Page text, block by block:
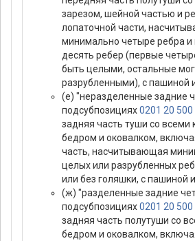
зарезом, шейной частью и
лопаточной части,
минимально четыре ребра и
десять ребер (первые
быть целыми, остальные
разрубленными), с пашиной
(е) "неразделенные задние
подсубпозициях0201 20 500
задняя часть туши со всеми
бедром и оковалком,
часть, насчитывающая
целых или разрубленных
или без голяшки, с пашиной
(ж) "разделенные задние
подсубпозициях0201 20 500
задняя часть полутуши со
бедром и оковалком,